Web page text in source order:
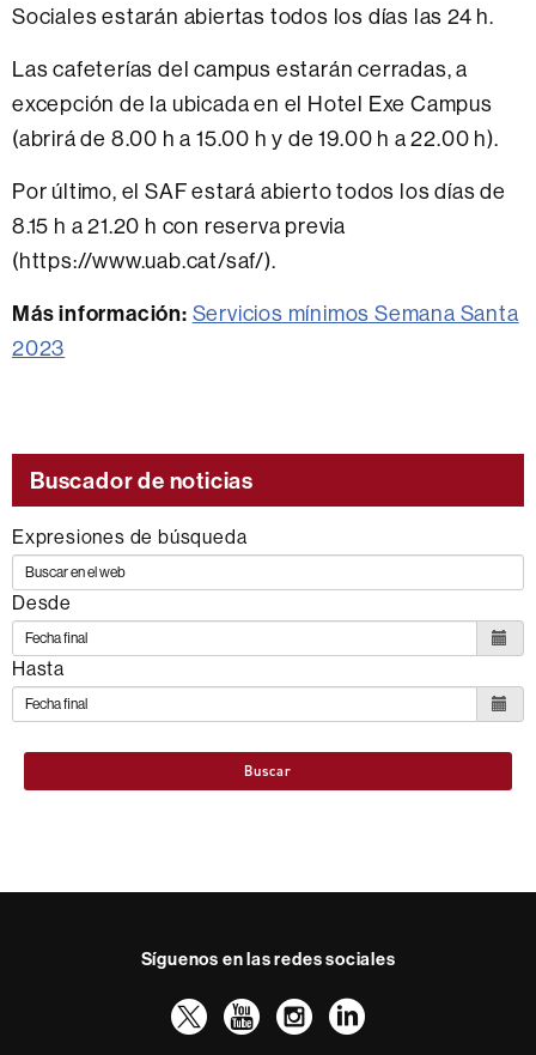
Sociales estarán abiertas todos los días las 24 h.
Las cafeterías del campus estarán cerradas, a
excepción de la ubicada en el Hotel Exe Campus
(abrirá de 8.00 h a 15.00 h y de 19.00 h a 22.00 h).
Por último, el SAF estará abierto todos los días de
8.15 h a 21.20 h con reserva previa
(https://www.uab.cat/saf/).
Más información: Servicios mínimos Semana Santa
2023
Buscador de noticias
Expresiones de búsqueda
Desde
Hasta
Buscar
Síguenos en las redes sociales
TwitterYouTube
Instagram
LinkedIn